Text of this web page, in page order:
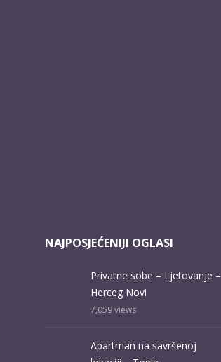
NAJPOSJEĆENIJI OGLASI
Privatne sobe – Ljetovanje –
Herceg Novi
7,059views
Apartman na savršenoj